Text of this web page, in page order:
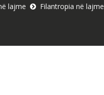
lajme Filantropia në lajme